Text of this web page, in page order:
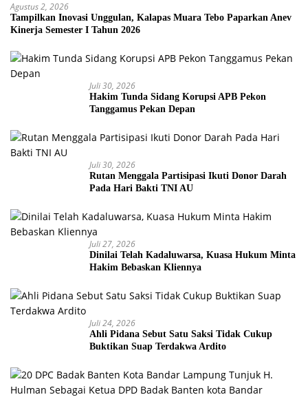
Agustus 2, 2026
Tampilkan Inovasi Unggulan, Kalapas Muara Tebo Paparkan Anev
Kinerja Semester I Tahun 2026
Juli 30, 2026
Hakim Tunda Sidang Korupsi APB Pekon
Tanggamus Pekan Depan
Juli 30, 2026
Rutan Menggala Partisipasi Ikuti Donor Darah
Pada Hari Bakti TNI AU
Juli 27, 2026
Dinilai Telah Kadaluwarsa, Kuasa Hukum Minta
Hakim Bebaskan Kliennya
Juli 24, 2026
Ahli Pidana Sebut Satu Saksi Tidak Cukup
Buktikan Suap Terdakwa Ardito